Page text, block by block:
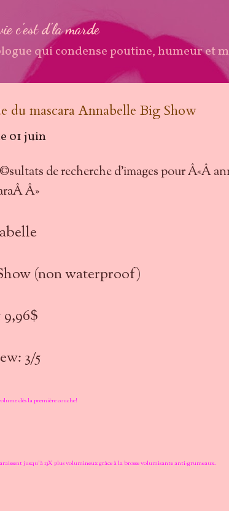
c'est d'la marde
qui condense poutine, humeur et
du mascara Annabelle Big Show
01 juin
(non waterproof)
3/5
dès la première couche!
jusqu’à 13X plus volumineux grâce à la brosse volumisante anti-grumeaux.